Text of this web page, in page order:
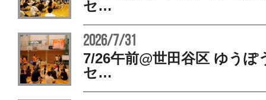
セ…
2026/7/31
7/26午前@世田谷区 ゆうぽ
セ…